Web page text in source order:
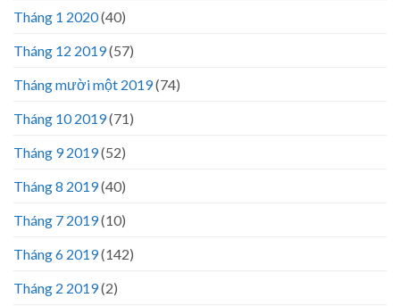
Tháng 1 2020(40)
Tháng 12 2019(57)
Tháng mười một 2019(74)
Tháng 10 2019(71)
Tháng 9 2019(52)
Tháng 8 2019(40)
Tháng 7 2019(10)
Tháng 6 2019(142)
Tháng 2 2019(2)